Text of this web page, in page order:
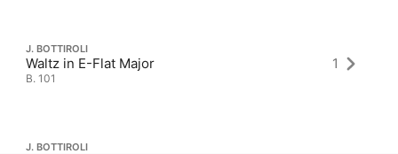
J. BOTTIROLI
Waltz in E-Flat Major
B. 101
1
J. BOTTIROLI